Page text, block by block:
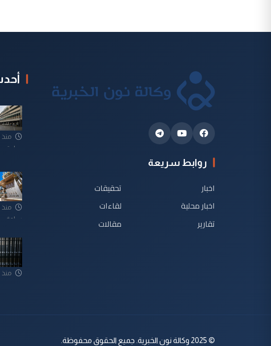
روابط سريعة
اخبار
اخبار محلية
تقارير
تحقيقات
لقاءات
مقالات
ساعة
ساعة
© 2025 وكالة نون الخبرية. جميع الحقوق محفوظة.